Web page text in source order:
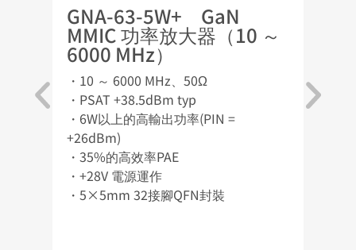
GNA-63-5W+ GaN
MMIC 功率放大器（10 ～
6000 MHz）
・10 ～ 6000 MHz、50Ω
・PSAT +38.5dBm typ
・6W以上的高輸出功率(PIN =
+26dBm)
・35%的高效率PAE
・+28V 電源運作
・5×5mm 32接腳QFN封裝
・